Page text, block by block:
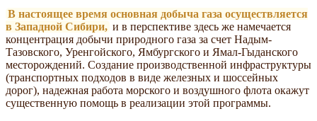
В настоящее время основная добыча газа осуществляется
в Западной Сибири, и в перспективе здесь же намечается
концентрация добычи природного газа за счет Надым-
Тазовского, Уренгойского, Ямбургского и Ямал-Гыданского
месторождений. Создание производственной инфраструктуры
(транспортных подходов в виде железных и шоссейных
дорог), надежная работа морского и воздушного флота окажут
существенную помощь в реализации этой программы.